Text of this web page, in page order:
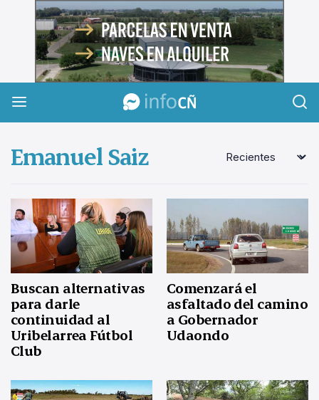
InfoCañuelas
Emanuel Saiz
Buscan alternativas
para darle
continuidad al
Uribelarrea Fútbol
Club
Comenzará el
asfaltado del camino
a Gobernador
Udaondo